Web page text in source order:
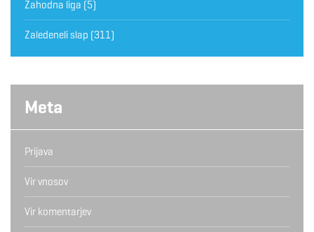
Zahodna liga (5)
Zaledeneli slap (311)
Meta
Prijava
Vir vnosov
Vir komentarjev